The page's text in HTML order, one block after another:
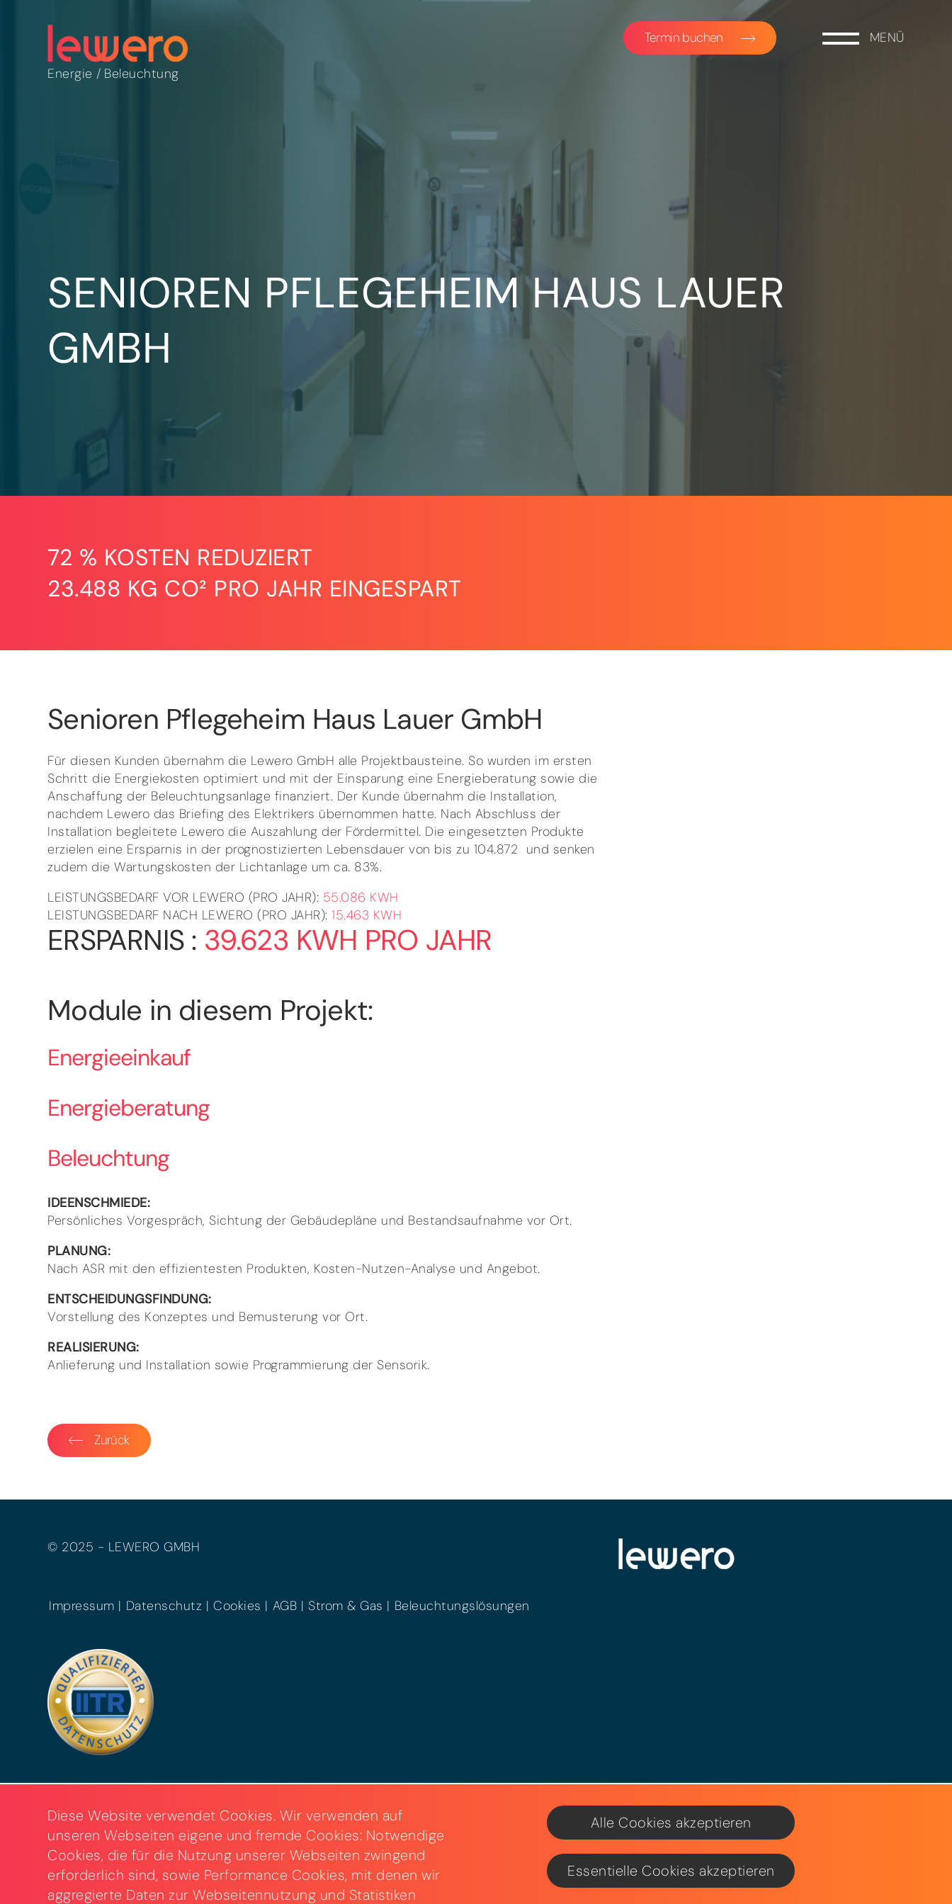
Energie / Beleuchtung
Termin buchen MENÜ
SENIOREN PFLEGEHEIM HAUS LAUER
GMBH
72 % KOSTEN REDUZIERT
23.488 KG CO² PRO JAHR EINGESPART
Senioren Pflegeheim Haus Lauer GmbH
Für diesen Kunden übernahm die Lewero GmbH alle Projektbausteine. So wurden im ersten
Schritt die Energiekosten optimiert und mit der Einsparung eine Energieberatung sowie die
Anschaffung der Beleuchtungsanlage finanziert. Der Kunde übernahm die Installation,
nachdem Lewero das Briefing des Elektrikers übernommen hatte. Nach Abschluss der
Installation begleitete Lewero die Auszahlung der Fördermittel. Die eingesetzten Produkte
erzielen eine Ersparnis in der prognostizierten Lebensdauer von bis zu 104.872  und senken
zudem die Wartungskosten der Lichtanlage um ca. 83%.
LEISTUNGSBEDARF VOR LEWERO (PRO JAHR): 55.086 KWH
LEISTUNGSBEDARF NACH LEWERO (PRO JAHR):15.463 KWH
ERSPARNIS : 39.623 KWH PRO JAHR
Module in diesem Projekt:
Energieeinkauf
Energieberatung
Beleuchtung
IDEENSCHMIEDE:
Persönliches Vorgespräch, Sichtung der Gebäudepläne und Bestandsaufnahme vor Ort.
PLANUNG:
Nach ASR mit den effizientesten Produkten, Kosten-Nutzen-Analyse und Angebot.
ENTSCHEIDUNGSFINDUNG:
Vorstellung des Konzeptes und Bemusterung vor Ort.
REALISIERUNG:
Anlieferung und Installation sowie Programmierung der Sensorik.
Zurück
© 2025 - LEWERO GMBH
Impressum Datenschutz Cookies AGB Strom & Gas Beleuchtungslösungen
Diese Website verwendet Cookies. Wir verwenden auf
unseren Webseiten eigene und fremde Cookies: Notwendige
Cookies, die für die Nutzung unserer Webseiten zwingend
erforderlich sind, sowie Performance Cookies, mit denen wir
aggregierte Daten zur Webseitennutzung und Statistiken
Alle Cookies akzeptieren
Essentielle Cookies akzeptieren